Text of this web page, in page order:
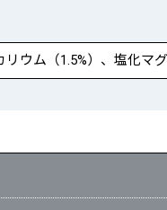
ウム（1.5%）、塩化マ